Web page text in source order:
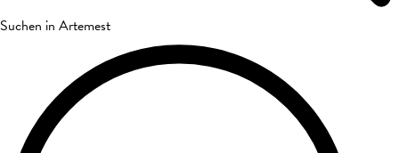
Suchen in Artemest